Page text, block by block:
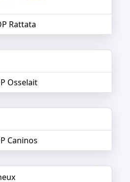
Rattata
Osselait
Caninos